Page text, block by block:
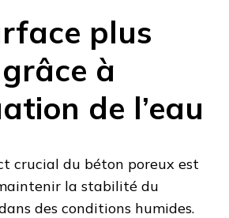
plus
à
de l’eau
crucial du béton poreux est
la stabilité du
des conditions humides.